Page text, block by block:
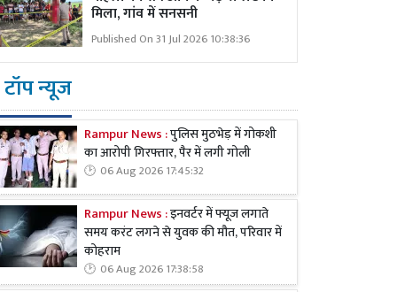
मिला, गांव में सनसनी
Published On 31 Jul 2026 10:38:36
टॉप न्यूज
Rampur News :पुलिस मुठभेड़ में गोकशी
का आरोपी गिरफ्तार, पैर में लगी गोली
06 Aug 2026 17:45:32
Rampur News :इनवर्टर में फ्यूज लगाते
समय करंट लगने से युवक की मौत, परिवार में
कोहराम
06 Aug 2026 17:38:58